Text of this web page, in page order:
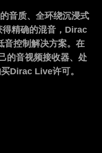
音质、全环绕沉浸式
精确的混音，Dirac
音控制解决方案。在
的音视频接收器、处
Dirac Live许可。